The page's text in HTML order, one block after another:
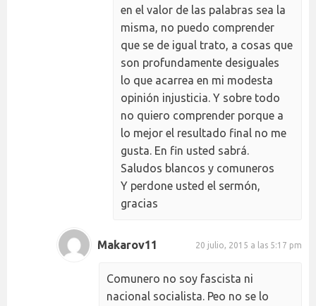
en el valor de las palabras sea la
misma, no puedo comprender
que se de igual trato, a cosas que
son profundamente desiguales
lo que acarrea en mi modesta
opinión injusticia. Y sobre todo
no quiero comprender porque a
lo mejor el resultado final no me
gusta. En fin usted sabrá.
Saludos blancos y comuneros
Y perdone usted el sermón,
gracias
Makarov11 20 julio, 2015 a las 5:17 pm
Comunero no soy fascista ni
nacional socialista. Peo no se lo